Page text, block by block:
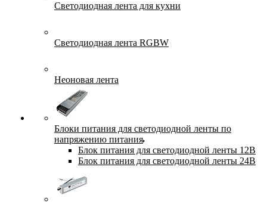
Светодиодная лента для кухни
Светодиодная лента RGBW
Неоновая лента
Блоки питания для светодиодной ленты по
напряжению питания
Блок питания для светодиодной ленты 12В
Блок питания для светодиодной ленты 24В